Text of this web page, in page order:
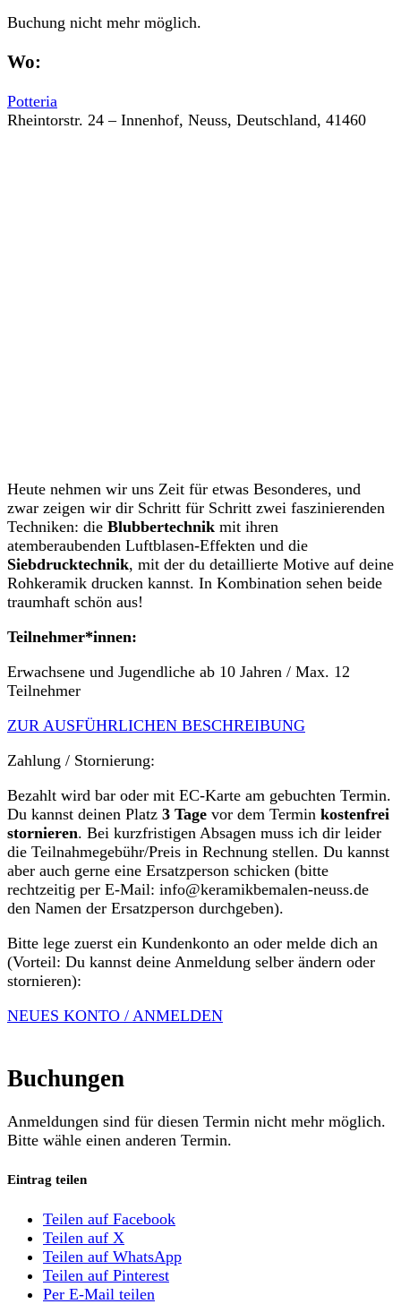
Buchung nicht mehr möglich.
Wo:
Potteria
Rheintorstr. 24 – Innenhof, Neuss, Deutschland, 41460
Heute nehmen wir uns Zeit für etwas Besonderes, und
zwar zeigen wir dir Schritt für Schritt zwei faszinierenden
Techniken: die Blubbertechnik mit ihren
atemberaubenden Luftblasen-Effekten und die
Siebdrucktechnik, mit der du detaillierte Motive auf deine
Rohkeramik drucken kannst. In Kombination sehen beide
traumhaft schön aus!
Teilnehmer*innen:
Erwachsene und Jugendliche ab 10 Jahren / Max. 12
Teilnehmer
ZUR AUSFÜHRLICHEN BESCHREIBUNG
Zahlung / Stornierung:
Bezahlt wird bar oder mit EC-Karte am gebuchten Termin.
Du kannst deinen Platz 3 Tage vor dem Termin kostenfrei
stornieren. Bei kurzfristigen Absagen muss ich dir leider
die Teilnahmegebühr/Preis in Rechnung stellen. Du kannst
aber auch gerne eine Ersatzperson schicken (bitte
rechtzeitig per E-Mail: info@keramikbemalen-neuss.de
den Namen der Ersatzperson durchgeben).
Bitte lege zuerst ein Kundenkonto an oder melde dich an
(Vorteil: Du kannst deine Anmeldung selber ändern oder
stornieren):
NEUES KONTO / ANMELDEN
Buchungen
Anmeldungen sind für diesen Termin nicht mehr möglich.
Bitte wähle einen anderen Termin.
Eintrag teilen
Teilen auf Facebook
Teilen auf X
Teilen auf WhatsApp
Teilen auf Pinterest
Per E-Mail teilen